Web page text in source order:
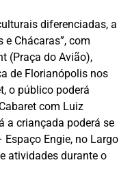
diferenciadas, a
e Chácaras”, com
(Praça do Avião),
de Florianópolis nos
o público poderá
com Luiz
a criançada poderá se
Engie, no Largo
atividades durante o